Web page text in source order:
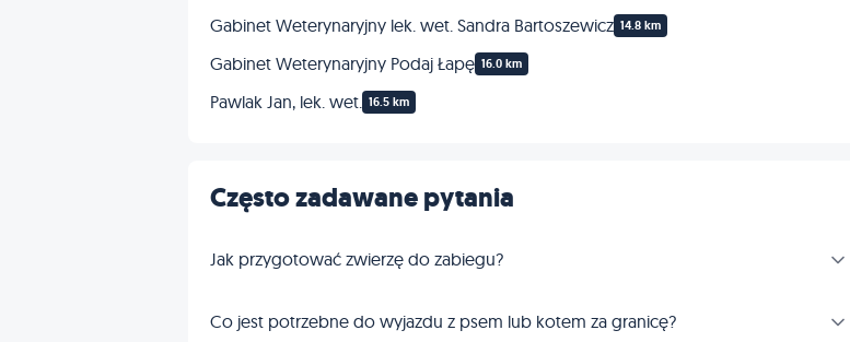
Gabinet Weterynaryjny lek. wet. Sandra Bartoszewicz 14.8 km
Gabinet Weterynaryjny Podaj Łapę 16.0 km
Pawlak Jan, lek. wet. 16.5 km
Często zadawane pytania
Jak przygotować zwierzę do zabiegu?
Co jest potrzebne do wyjazdu z psem lub kotem za granicę?